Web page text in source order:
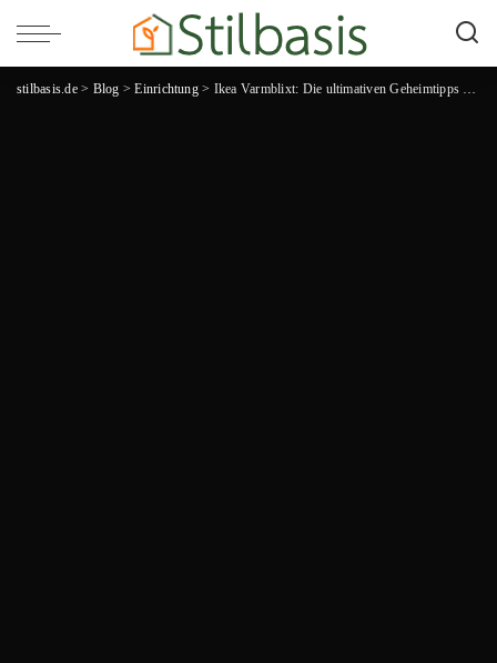
stilbasis.de> Blog >Einrichtung> Ikea Varmblixt: Die ultimativen Geheimtipps für eine stilvolle und gemütliche Einrichtung